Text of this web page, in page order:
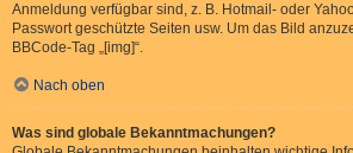
Anmeldung verfügbar sind, z. B. Hotmail- oder
Passwort geschützte Seiten usw. Um das Bild
BBCode-Tag „[img]“.
Nach oben
Was sind globale Bekanntmachungen?